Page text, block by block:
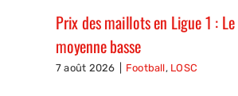
Prix des maillots en Ligue 1 : Le
moyenne basse
7 août 2026 Football, LOSC